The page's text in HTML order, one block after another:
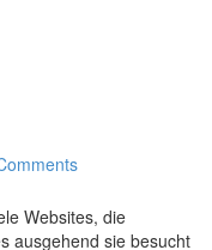
Websites, die
ausgehend sie besucht